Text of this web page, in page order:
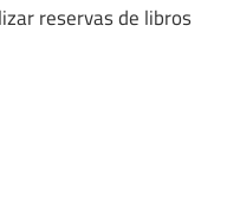
reservas de libros